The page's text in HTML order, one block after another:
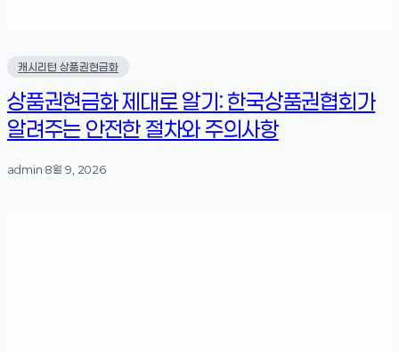
캐시리턴 상품권현금화
상품권현금화 제대로 알기: 한국상품권협회가
알려주는 안전한 절차와 주의사항
admin·8월 9, 2026